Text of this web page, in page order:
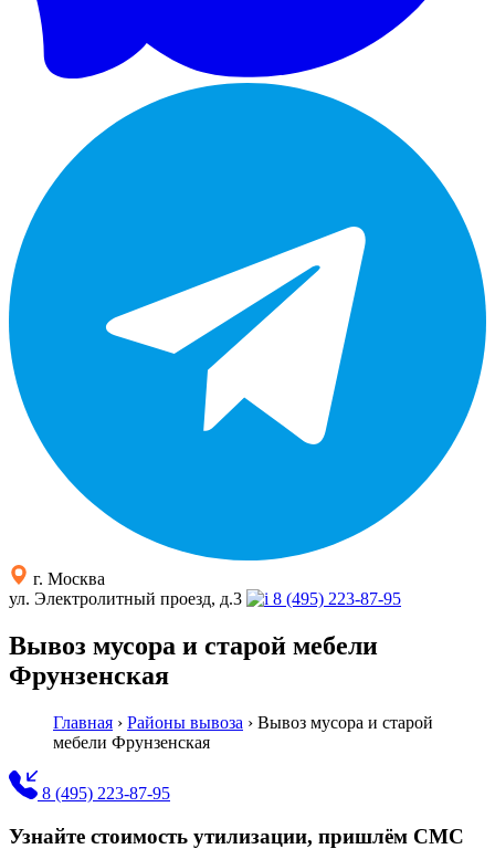
г. Москва
ул. Электролитный проезд, д.3
8 (495) 223-87-95
Вывоз мусора и старой мебели
Фрунзенская
Главная › Районы вывоза › Вывоз мусора и старой
мебели Фрунзенская
8 (495) 223-87-95
Узнайте стоимость утилизации, пришлём СМС